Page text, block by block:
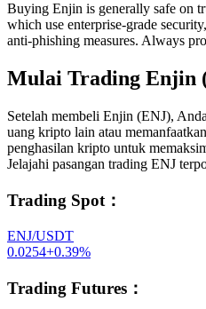
Buying Enjin is generally safe on
which use enterprise-grade
anti-phishing measures. Always
Mulai Trading Enjin
Setelah membeli Enjin (ENJ),
uang kripto lain atau
penghasilan kripto untuk
Jelajahi pasangan trading ENJ
Trading Spot ：
ENJ/USDT
0.0254+0.39%
Trading Futures ：